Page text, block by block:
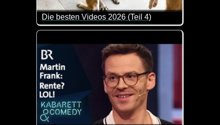
Die besten Videos 2026 (Teil 4)
Eine tolle Zusammenstellung von lustigen